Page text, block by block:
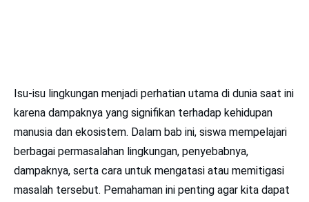
Isu-isu lingkungan menjadi perhatian utama di dunia saat ini
karena dampaknya yang signifikan terhadap kehidupan
manusia dan ekosistem. Dalam bab ini, siswa mempelajari
berbagai permasalahan lingkungan, penyebabnya,
dampaknya, serta cara untuk mengatasi atau memitigasi
masalah tersebut. Pemahaman ini penting agar kita dapat